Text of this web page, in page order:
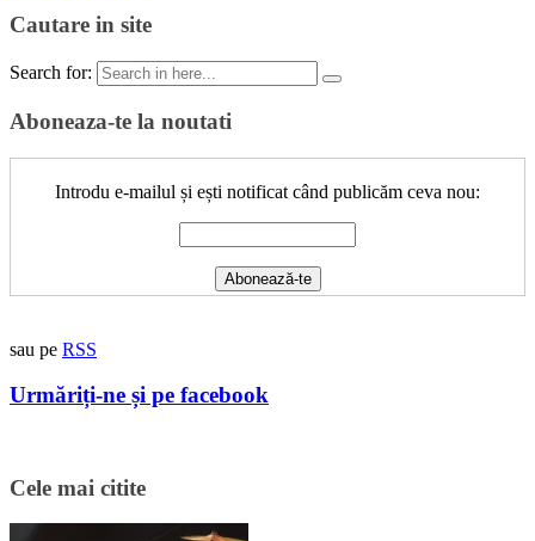
Cautare in site
Search for:
Aboneaza-te la noutati
Introdu e-mailul și ești notificat când publicăm ceva nou:
sau pe RSS
Urmăriți-ne și pe facebook
Cele mai citite